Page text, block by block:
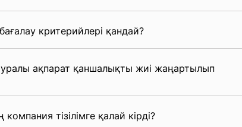
критерийлері қандай?
ақпарат қаншалықты жиі жаңартылып
тізілімге қалай кірді?